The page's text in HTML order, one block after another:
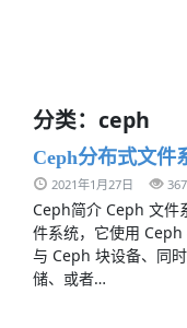
分类：ceph
Ceph分布式文件
2021年1月27日
Ceph简介 Ceph 文件
件系统，它使用
与 Ceph 块设备、同
储、或者…